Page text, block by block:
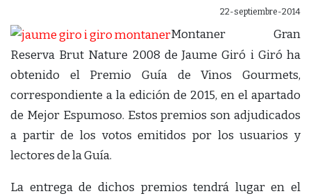
22-septiembre-2014
Montaner Gran
Reserva Brut Nature 2008 de Jaume Giró i Giró ha
obtenido el Premio Guía de Vinos Gourmets,
correspondiente a la edición de 2015, en el apartado
de Mejor Espumoso. Estos premios son adjudicados
a partir de los votos emitidos por los usuarios y
lectores de la Guía.
La entrega de dichos premios tendrá lugar en el